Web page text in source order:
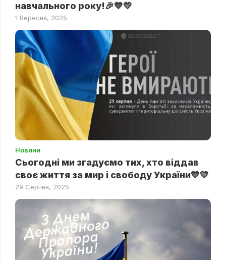
навчального року!🎉💙💛
1 Вересня, 2025
Новини
Сьогодні ми згадуємо тих, хто віддав
своє життя за мир і свободу України💙💛
29 Серпня, 2025